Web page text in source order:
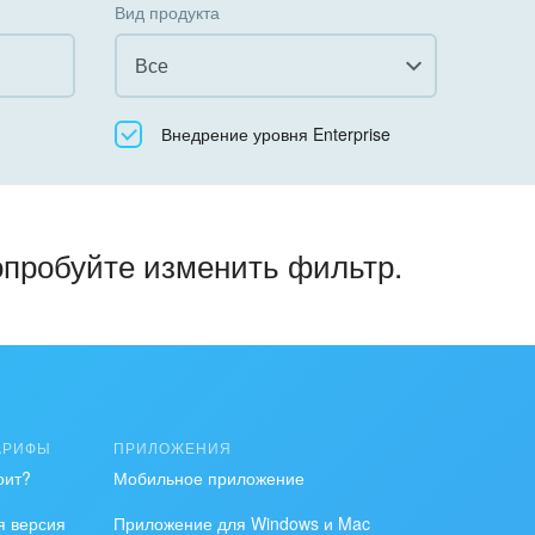
Вид продукта
Все
ВсеВнедрение уровня Enterprise
изменить фильтр.
версия
ПРИЛОЖЕНИЯ
Мобильное приложение
Приложение для Windows и Mac